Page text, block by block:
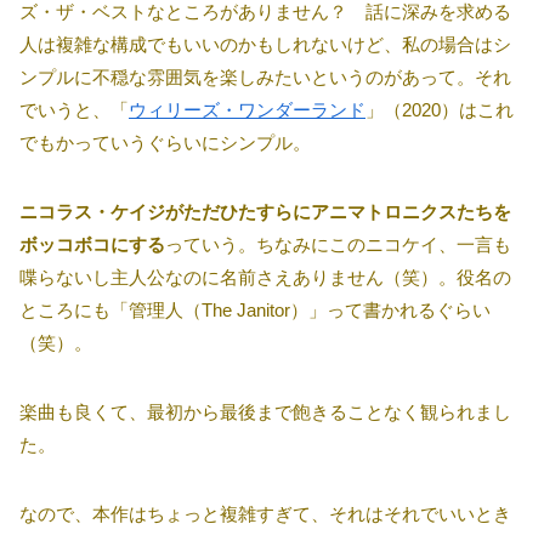
ズ・ザ・ベストなところがありません？ 話に深みを求める
人は複雑な構成でもいいのかもしれないけど、私の場合はシ
ンプルに不穏な雰囲気を楽しみたいというのがあって。それ
でいうと、「ウィリーズ・ワンダーランド 」（2020）はこれ
でもかっていうぐらいにシンプル。
ニコラス・ケイジがただひたすらにアニマトロニクスたちを
ボッコボコにするっていう。ちなみにこのニコケイ、一言も
喋らないし主人公なのに名前さえありません（笑）。役名の
ところにも「管理人（The Janitor）」って書かれるぐらい
（笑）。
楽曲も良くて、最初から最後まで飽きることなく観られまし
た。
なので、本作はちょっと複雑すぎて、それはそれでいいとき